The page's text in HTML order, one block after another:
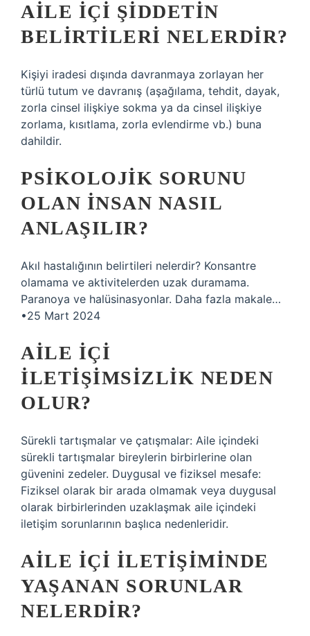
AILE IÇI ŞIDDETIN
BELIRTILERI NELERDIR?
Kişiyi iradesi dışında davranmaya zorlayan her
türlü tutum ve davranış (aşağılama, tehdit, dayak,
zorla cinsel ilişkiye sokma ya da cinsel ilişkiye
zorlama, kısıtlama, zorla evlendirme vb.) buna
dahildir.
PSIKOLOJIK SORUNU
OLAN INSAN NASIL
ANLAŞILIR?
Akıl hastalığının belirtileri nelerdir? Konsantre
olamama ve aktivitelerden uzak duramama.
Paranoya ve halüsinasyonlar. Daha fazla makale…
•25 Mart 2024
AILE IÇI
ILETIŞIMSIZLIK NEDEN
OLUR?
Sürekli tartışmalar ve çatışmalar: Aile içindeki
sürekli tartışmalar bireylerin birbirlerine olan
güvenini zedeler. Duygusal ve fiziksel mesafe:
Fiziksel olarak bir arada olmamak veya duygusal
olarak birbirlerinden uzaklaşmak aile içindeki
iletişim sorunlarının başlıca nedenleridir.
AILE IÇI ILETIŞIMINDE
YAŞANAN SORUNLAR
NELERDIR?